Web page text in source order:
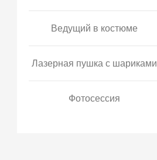
Ведущий в костюме
Лазерная пушка с шариками
Фотосессия